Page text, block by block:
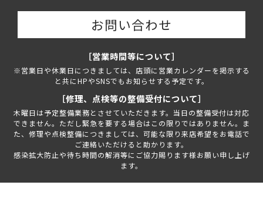
お問い合わせ
［営業時間等について］
※営業日や休業日につきましては、店頭に営業カレンダーを掲示する
と共にHPやSNSでもお知らせする予定です。
［修理、点検等の整備受付について］
木曜日は予定整備業務とさせていただきます。当日の整備受付は対応
できません。ただし緊急を要する場合はこの限りではありません。ま
た、修理や点検整備につきましては、可能な限り来店希望をお電話で
ご連絡いただけると助かります。
感染拡大防止や待ち時間の解消等にご協力賜ります様お願い申し上げ
ます。